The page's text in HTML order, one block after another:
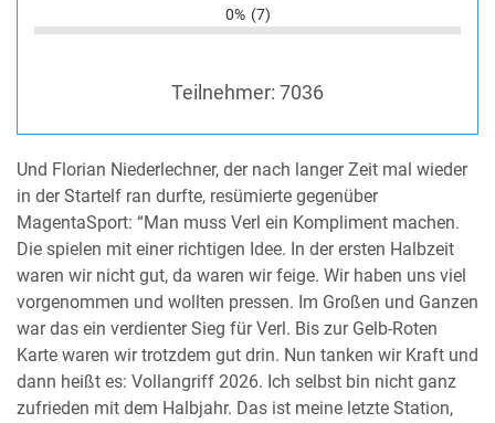
0% (7)
Teilnehmer: 7036
Und Florian Niederlechner, der nach langer Zeit mal wieder
in der Startelf ran durfte, resümierte gegenüber
MagentaSport: “Man muss Verl ein Kompliment machen.
Die spielen mit einer richtigen Idee. In der ersten Halbzeit
waren wir nicht gut, da waren wir feige. Wir haben uns viel
vorgenommen und wollten pressen. Im Großen und Ganzen
war das ein verdienter Sieg für Verl. Bis zur Gelb-Roten
Karte waren wir trotzdem gut drin. Nun tanken wir Kraft und
dann heißt es: Vollangriff 2026. Ich selbst bin nicht ganz
zufrieden mit dem Halbjahr. Das ist meine letzte Station,